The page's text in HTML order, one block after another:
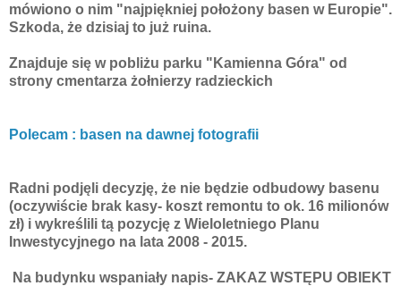
mówiono o nim "najpiękniej położony basen w Europie".
Szkoda, że dzisiaj to już ruina.
Znajduje się w pobliżu parku "Kamienna Góra" od
strony cmentarza żołnierzy radzieckich
Polecam : basen na dawnej fotografii
Radni podjęli decyzję, że nie będzie odbudowy basenu
(oczywiście brak kasy- koszt remontu to ok. 16 milionów
zł) i wykreślili tą pozycję z Wieloletniego Planu
Inwestycyjnego na lata 2008 - 2015.
Na budynku wspaniały napis- ZAKAZ WSTĘPU OBIEKT